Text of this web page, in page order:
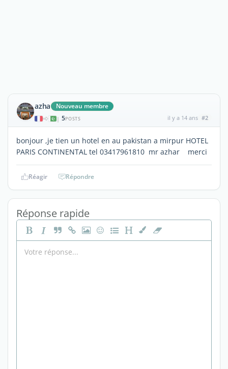
azha Nouveau membre
| 5POSTS il y a 14 ans #2
bonjour ,je tien un hotel en au pakistan a mirpur HOTEL
PARIS CONTINENTAL tel 03417961810 mr azhar merci
Réagir Répondre
Réponse rapide